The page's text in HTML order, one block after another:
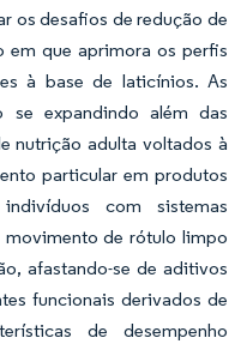
os desafios de redução de
em que aprimora os perfis
à base de laticínios. As
se expandindo além das
nutrição adulta voltados à
particular em produtos
com sistemas
de rótulo limpo
afastando-se de aditivos
funcionais derivados de
de desempenho